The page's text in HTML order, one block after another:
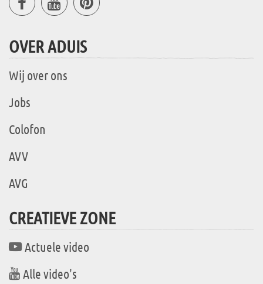
OVER ADUIS
Wij over ons
Jobs
Colofon
AVV
AVG
CREATIEVE ZONE
Actuele video
Alle video's